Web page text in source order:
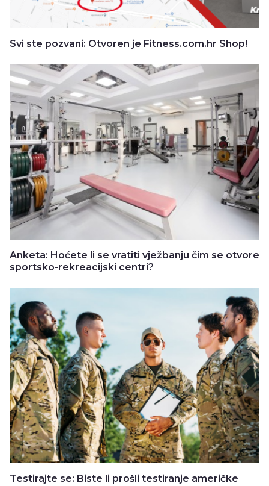
Svi ste pozvani: Otvoren je Fitness.com.hr Shop!
Anketa: Hoćete li se vratiti vježbanju čim se otvore
sportsko-rekreacijski centri?
Testirajte se: Biste li prošli testiranje američke